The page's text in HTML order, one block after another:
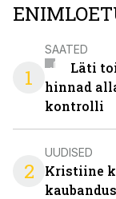
1
SAATED
Läti
hinnad
kontrolli
2
UUDISED
Kristiine